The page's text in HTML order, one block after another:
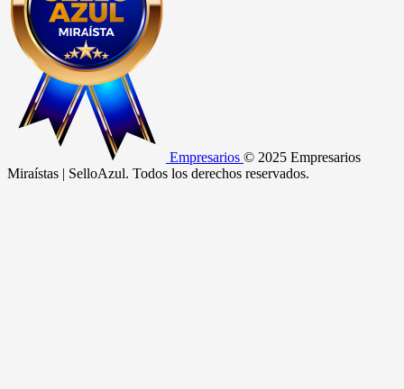
Empresarios © 2025 Empresarios
Miraístas | SelloAzul. Todos los derechos reservados.